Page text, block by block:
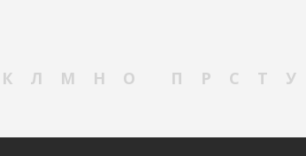
К Л М Н О П Р С Т У